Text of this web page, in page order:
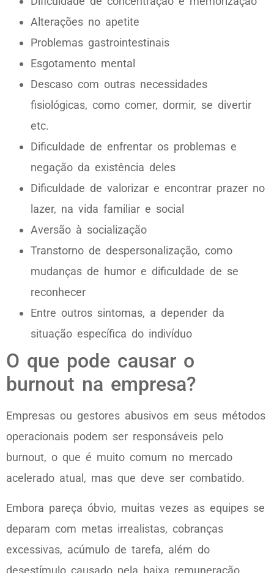
Alterações no apetite
Problemas gastrointestinais
Esgotamento mental
Descaso com outras necessidades
fisiológicas, como comer, dormir, se divertir
etc.
Dificuldade de enfrentar os problemas e
negação da existência deles
Dificuldade de valorizar e encontrar prazer no
lazer, na vida familiar e social
Aversão à socialização
Transtorno de despersonalização, como
mudanças de humor e dificuldade de se
reconhecer
Entre outros sintomas, a depender da
situação específica do indivíduo
O que pode causar o
burnout na empresa?
Empresas ou gestores abusivos em seus métodos
operacionais podem ser responsáveis pelo
burnout, o que é muito comum no mercado
acelerado atual, mas que deve ser combatido.
Embora pareça óbvio, muitas vezes as equipes se
deparam com metas irrealistas, cobranças
excessivas, acúmulo de tarefa, além do
desestímulo causado pela baixa remuneração.